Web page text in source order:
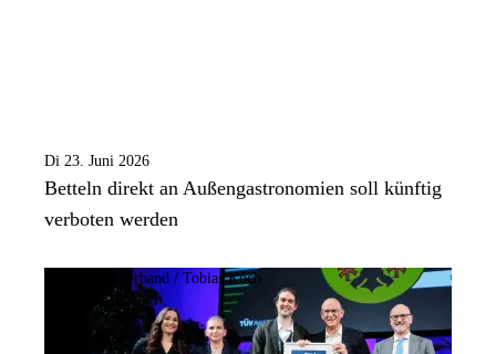
Di 23. Juni 2026
Betteln direkt an Außengastronomien soll künftig
verboten werden
TÜV-Verband / Tobias Koch